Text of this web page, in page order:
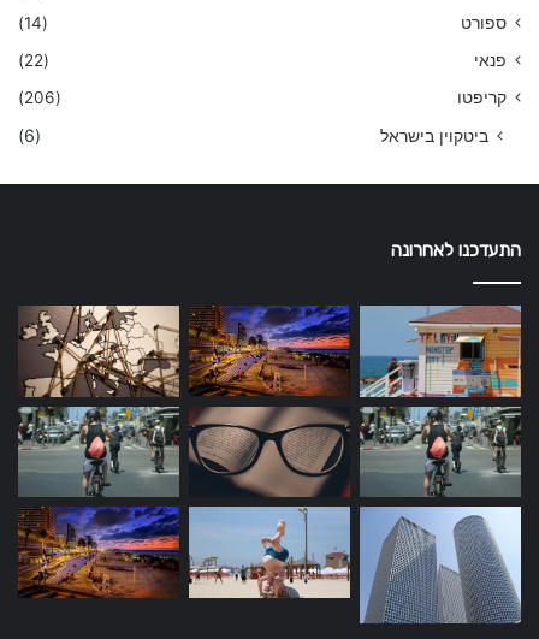
ספורט
(14)
פנאי
(22)
קריפטו
(206)
ביטקוין בישראל (6)
התעדכנו לאחרונה